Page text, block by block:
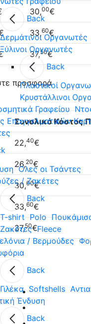
Back
Δερμάτινοι Οργανωτές
Ξύλινοι Οργανωτές
Back
Πλαστικοί
Κρυστάλλινοι
Γραφείου
Επαγγελματικών
Όλες οι Τσάντες
/ Ζακέτες
Back
T-shirt Polo
Ζακέτες Fleece
/ Βερμούδες
Back
Γιλέκα Softshells
Ένδυση
Back
30,00€
33,60€
37,50€
προσφορά
Συνολικό Κόστος
22,40€
26,20€
30,00€
33,60€
37,50€